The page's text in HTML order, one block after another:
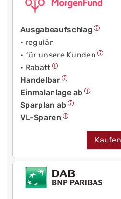
Ausgabeaufschlag
• regulär
• für unsere Kunden
• Rabatt
Handelbar
Einmalanlage ab
Sparplan ab
VL-Sparen
Kaufen